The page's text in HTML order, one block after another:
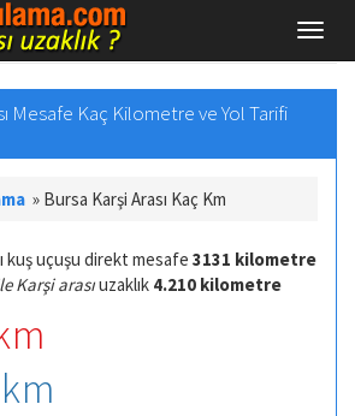
Mesafe Kaç Kilometre ve Yol Tarifi
» Bursa Karşi Arası Kaç Km
kuş uçuşu direkt mesafe 3131 kilometre
Karşi arasıuzaklık 4.210 kilometre